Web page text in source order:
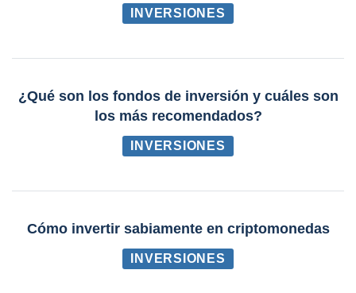
INVERSIONES
¿Qué son los fondos de inversión y cuáles son
los más recomendados?
INVERSIONES
Cómo invertir sabiamente en criptomonedas
INVERSIONES